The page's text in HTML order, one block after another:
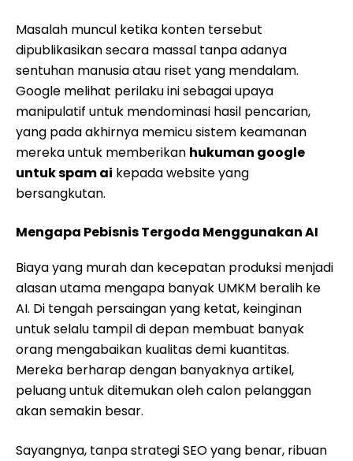
Masalah muncul ketika konten tersebut
dipublikasikan secara massal tanpa adanya
sentuhan manusia atau riset yang mendalam.
Google melihat perilaku ini sebagai upaya
manipulatif untuk mendominasi hasil pencarian,
yang pada akhirnya memicu sistem keamanan
mereka untuk memberikan hukuman google
untuk spam ai kepada website yang
bersangkutan.
Mengapa Pebisnis Tergoda Menggunakan AI
Biaya yang murah dan kecepatan produksi menjadi
alasan utama mengapa banyak UMKM beralih ke
AI. Di tengah persaingan yang ketat, keinginan
untuk selalu tampil di depan membuat banyak
orang mengabaikan kualitas demi kuantitas.
Mereka berharap dengan banyaknya artikel,
peluang untuk ditemukan oleh calon pelanggan
akan semakin besar.
Sayangnya, tanpa strategi SEO yang benar, ribuan